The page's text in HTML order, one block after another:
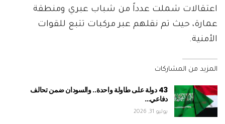
اعتقالات شملت عدداً من شباب عبري ومنطقة
عمارة، حيث تم نقلهم عبر مركبات تتبع للقوات
الأمنية.
المزيد من المشاركات
43 دولة على طاولة واحدة.. والسودان ضمن تحالف
دفاعي…
يوليو 31, 2026